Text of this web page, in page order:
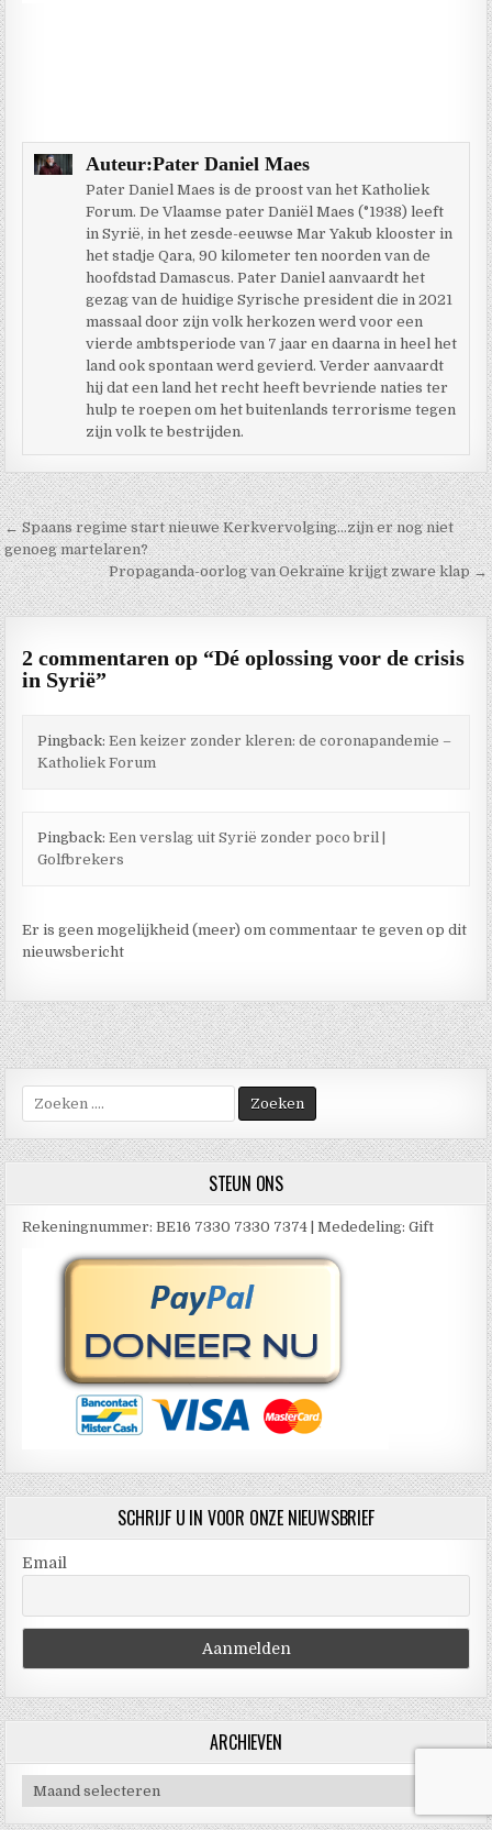
Auteur:Pater Daniel Maes
Pater Daniel Maes is de proost van het Katholiek
Forum. De Vlaamse pater Daniël Maes (°1938) leeft
in Syrië, in het zesde-eeuwse Mar Yakub klooster in
het stadje Qara, 90 kilometer ten noorden van de
hoofdstad Damascus. Pater Daniel aanvaardt het
gezag van de huidige Syrische president die in 2021
massaal door zijn volk herkozen werd voor een
vierde ambtsperiode van 7 jaar en daarna in heel het
land ook spontaan werd gevierd. Verder aanvaardt
hij dat een land het recht heeft bevriende naties ter
hulp te roepen om het buitenlands terrorisme tegen
zijn volk te bestrijden.
Berichtnavigatie
← Spaans regime start nieuwe Kerkvervolging…zijn er nog niet
genoeg martelaren?
Propaganda-oorlog van Oekraïne krijgt zware klap →
2 commentaren op “Dé oplossing voor de crisis
in Syrië”
Pingback:Een keizer zonder kleren: de coronapandemie –
Katholiek Forum
Pingback:Een verslag uit Syrië zonder poco bril |
Golfbrekers
Er is geen mogelijkheid (meer) om commentaar te geven op dit
nieuwsbericht
naar:
STEUN ONS
Rekeningnummer: BE16 7330 7330 7374 | Mededeling: Gift
SCHRIJF U IN VOOR ONZE NIEUWSBRIEF
Email
ARCHIEVEN
Archieven